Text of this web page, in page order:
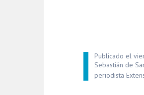
Publicado el
Sebastián de
periodista